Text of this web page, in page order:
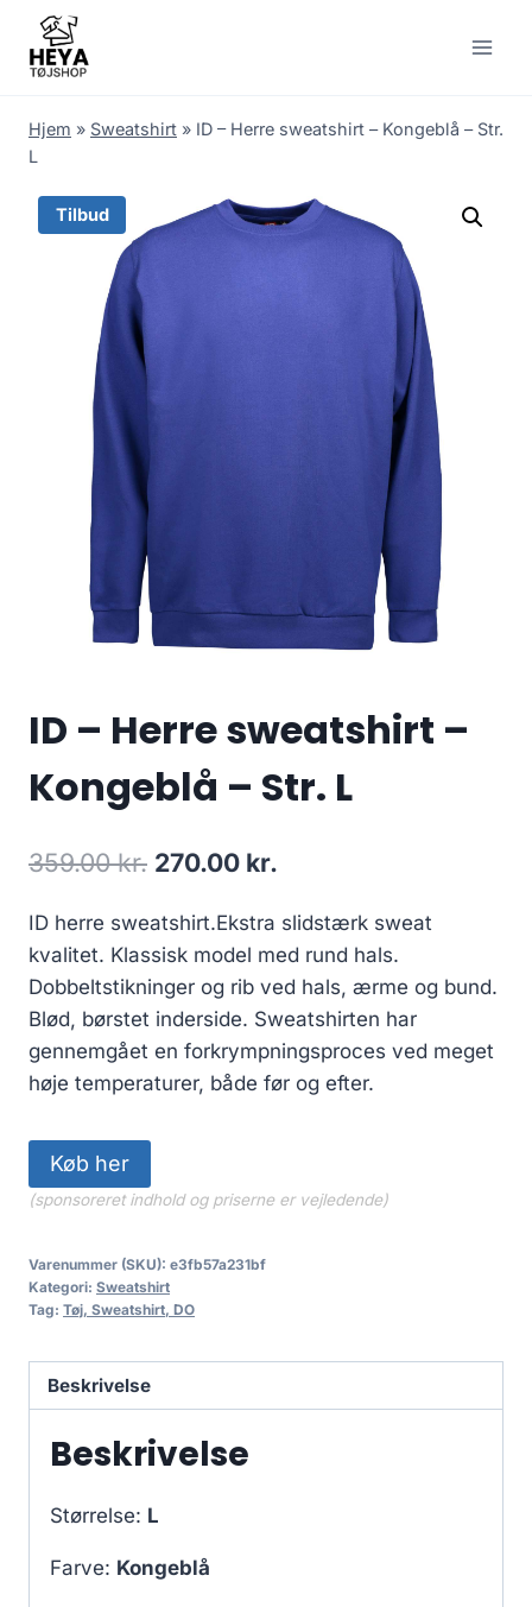
content
Hjem » Sweatshirt » ID – Herre sweatshirt – Kongeblå – Str.
L
Tilbud
ID – Herre sweatshirt –
Kongeblå – Str. L
359.00kr. Original
was:
359.00 kr..
270.00 kr.
is:
270.00 kr..
ID herre sweatshirt.Ekstra slidstærk sweat
kvalitet. Klassisk model med rund hals.
Dobbeltstikninger og rib ved hals, ærme og bund.
Blød, børstet inderside. Sweatshirten har
gennemgået en forkrympningsproces ved meget
høje temperaturer, både før og efter.
Køb her
(sponsoreret indhold og priserne er vejledende)
Varenummer (SKU): e3fb57a231bf
Kategori: Sweatshirt
Tag: Tøj, Sweatshirt, DO
Beskrivelse
Beskrivelse
Størrelse: L
Farve: Kongeblå